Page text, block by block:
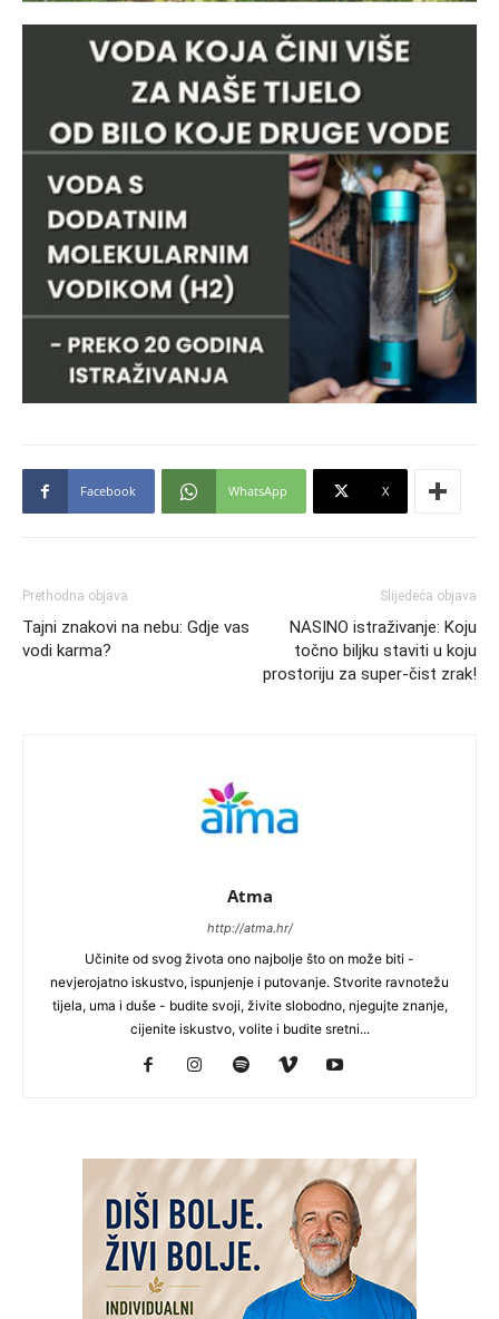
Facebook WhatsApp X
Prethodna objava
Tajni znakovi na nebu: Gdje vas
vodi karma?
Slijedeća objava
NASINO istraživanje: Koju
točno biljku staviti u koju
prostoriju za super-čist zrak!
Atma
http://atma.hr/
Učinite od svog života ono najbolje što on može biti -
nevjerojatno iskustvo, ispunjenje i putovanje. Stvorite ravnotežu
tijela, uma i duše - budite svoji, živite slobodno, njegujte znanje,
cijenite iskustvo, volite i budite sretni...